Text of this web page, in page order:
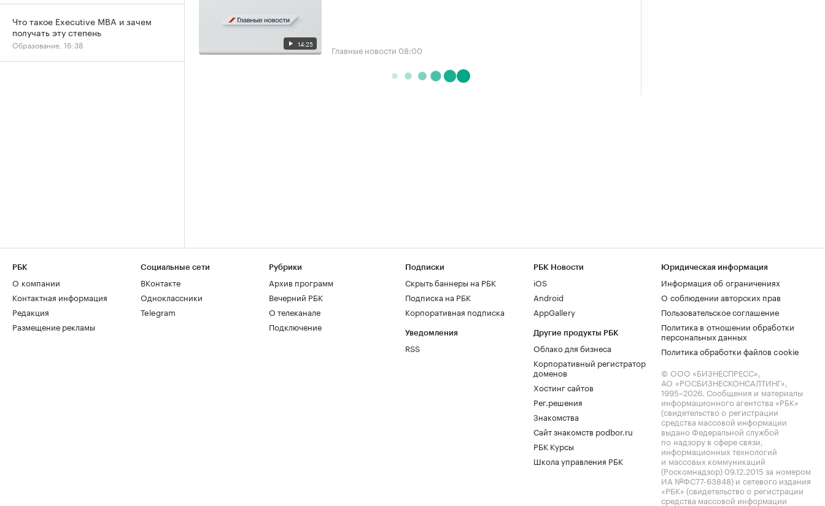
14:25 Главные новости 08:00
Что такое Executive MBA и зачем
получать эту степень
Образование, 16:38
РБК
О компании
Контактная информация
Редакция
Размещение рекламы
Социальные сети
ВКонтакте
Одноклассники
Telegram
Рубрики
Архив программ
Вечерний РБК
О телеканале
Подключение
Подписки
Скрыть баннеры на РБК
Подписка на РБК
Корпоративная подписка
Уведомления
RSS
РБК Новости
iOS
Android
AppGallery
Другие продукты РБК
Облако для бизнеса
Корпоративный регистратор
доменов
Хостинг сайтов
Рег.решения
Знакомства
Сайт знакомств podbor.ru
РБК Курсы
Школа управления РБК
Юридическая информация
Информация об ограничениях
О соблюдении авторских прав
Пользовательское соглашение
Политика в отношении обработки
персональных данных
Политика обработки файлов cookie
© ООО «БИЗНЕСПРЕСС»,
АО «РОСБИЗНЕСКОНСАЛТИНГ»,
1995–2026. Сообщения и материалы
информационного агентства «РБК»
(свидетельство о регистрации
средства массовой информации
выдано Федеральной службой
по надзору в сфере связи,
информационных технологий
и массовых коммуникаций
(Роскомнадзор) 09.12.2015 за номером
ИА №ФС77-63848) и сетевого издания
«РБК» (свидетельство о регистрации
средства массовой информации